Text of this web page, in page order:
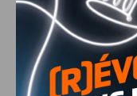
Sportif),
Philidor),